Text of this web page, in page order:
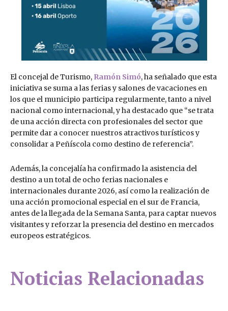
El concejal de Turismo, Ramón Simó, ha señalado que esta
iniciativa se suma a las ferias y salones de vacaciones en
los que el municipio participa regularmente, tanto a nivel
nacional como internacional, y ha destacado que “se trata
de una acción directa con profesionales del sector que
permite dar a conocer nuestros atractivos turísticos y
consolidar a Peñíscola como destino de referencia”.
Además, la concejalía ha confirmado la asistencia del
destino a un total de ocho ferias nacionales e
internacionales durante 2026, así como la realización de
una acción promocional especial en el sur de Francia,
antes de la llegada de la Semana Santa, para captar nuevos
visitantes y reforzar la presencia del destino en mercados
europeos estratégicos.
Noticias Relacionadas